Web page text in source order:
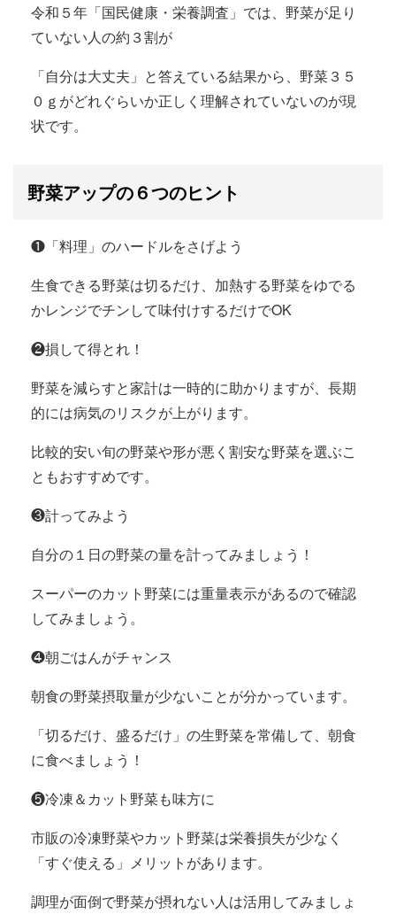
令和５年「国民健康・栄養調査」では、野菜が足り
ていない人の約３割が
「自分は大丈夫」と答えている結果から、野菜３５
０ｇがどれぐらいか正しく理解されていないのが現
状です。
野菜アップの６つのヒント
❶「料理」のハードルをさげよう
生食できる野菜は切るだけ、加熱する野菜をゆでる
かレンジでチンして味付けするだけでOK
❷損して得とれ！
野菜を減らすと家計は一時的に助かりますが、長期
的には病気のリスクが上がります。
比較的安い旬の野菜や形が悪く割安な野菜を選ぶこ
ともおすすめです。
❸計ってみよう
自分の１日の野菜の量を計ってみましょう！
スーパーのカット野菜には重量表示があるので確認
してみましょう。
❹朝ごはんがチャンス
朝食の野菜摂取量が少ないことが分かっています。
「切るだけ、盛るだけ」の生野菜を常備して、朝食
に食べましょう！
❺冷凍＆カット野菜も味方に
市販の冷凍野菜やカット野菜は栄養損失が少なく
「すぐ使える」メリットがあります。
調理が面倒で野菜が摂れない人は活用してみましょ